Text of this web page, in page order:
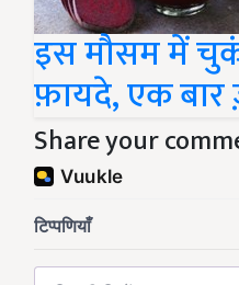
इस मौसम में
फ़ायदे, एक
Share your